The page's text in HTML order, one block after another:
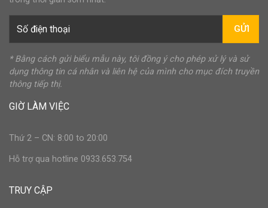
GỬI
* Bằng cách gửi biểu mẫu này, tôi đồng ý cho phép xử lý và sử
dụng thông tin cá nhân và liên hệ của mình cho mục đích truyền
thông tiếp thị.
GIỜ LÀM VIỆC
Thứ 2 – CN: 8:00 to 20:00
Hỗ trợ qua hotline 0933.653.754
TRUY CẬP